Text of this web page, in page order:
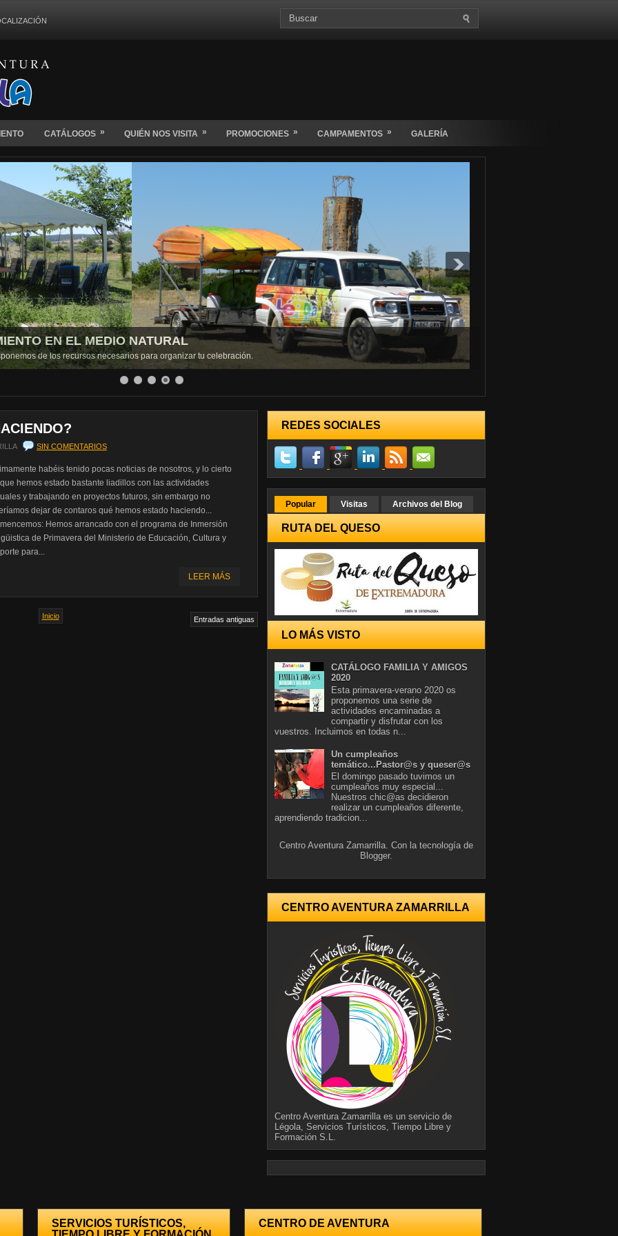
CATÁLOGOS » QUIÉN NOS VISITA » PROMOCIONES » CAMPAMENTOS » GALERÍA
EN EL MEDIO NATURAL
de los recursos necesarios para organizar tu celebración.
DE COLECTIVOS
de ocio y aventura para todas las edades y bolsillos.
SIN COMENTARIOS
habéis tenido pocas noticias de nosotros, y lo cierto
hemos estado bastante liadillos con las actividades
y trabajando en proyectos futuros, sin embargo no
dejar de contaros qué hemos estado haciendo...
Hemos arrancado con el programa de Inmersión
de Primavera del Ministerio de Educación, Cultura y
para...
LEER MÁS
Entradas antiguas
Inicio
REDES SOCIALES
Popular Visitas Archivos del Blog
RUTA DEL QUESO
LO MÁS VISTO
CATÁLOGO FAMILIA Y AMIGOS
2020
Esta primavera-verano 2020 os
proponemos una serie de
actividades encaminadas a
compartir y disfrutar con los
vuestros. Incluimos en todas n...
Un cumpleaños
temático...Pastor@s y queser@s
El domingo pasado tuvimos un
cumpleaños muy especial...
Nuestros chic@as decidieron
realizar un cumpleaños diferente,
aprendiendo tradicion...
Centro Aventura Zamarrilla. Con la tecnología de
Blogger.
CENTRO AVENTURA ZAMARRILLA
Centro Aventura Zamarrilla es un servicio de
Légola, Servicios Turísticos, Tiempo Libre y
Formación S.L.
SERVICIOS TURÍSTICOS,
CENTRO DE AVENTURA